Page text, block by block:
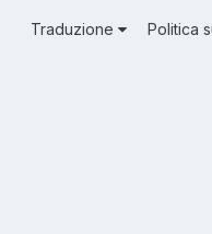
Traduzione Politica